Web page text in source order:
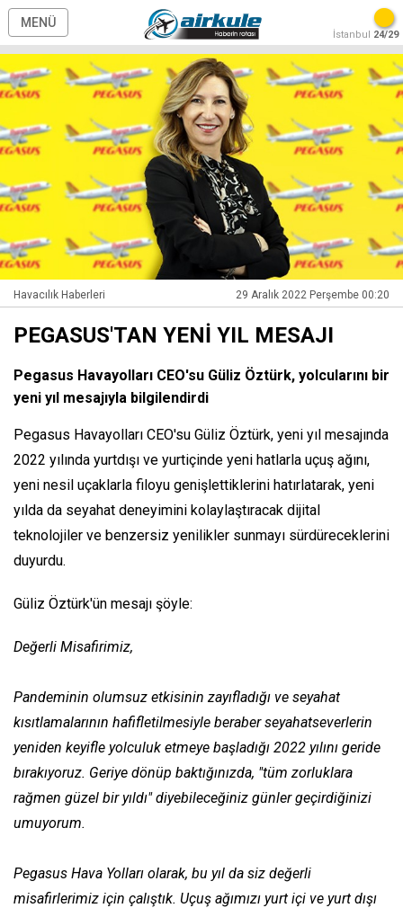
MENÜ
İstanbul 24/29
Havacılık Haberleri 29 Aralık 2022 Perşembe 00:20
PEGASUS'TAN YENİ YIL MESAJI
Pegasus Havayolları CEO'su Güliz Öztürk, yolcularını bir
yeni yıl mesajıyla bilgilendirdi
Pegasus Havayolları CEO'su Güliz Öztürk, yeni yıl mesajında
2022 yılında yurtdışı ve yurtiçinde yeni hatlarla uçuş ağını,
yeni nesil uçaklarla filoyu genişlettiklerini hatırlatarak, yeni
yılda da seyahat deneyimini kolaylaştıracak dijital
teknolojiler ve benzersiz yenilikler sunmayı sürdüreceklerini
duyurdu.
Güliz Öztürk'ün mesajı şöyle:
Değerli Misafirimiz,
Pandeminin olumsuz etkisinin zayıfladığı ve seyahat
kısıtlamalarının hafifletilmesiyle beraber seyahatseverlerin
yeniden keyifle yolculuk etmeye başladığı 2022 yılını geride
bırakıyoruz. Geriye dönüp baktığınızda, "tüm zorluklara
rağmen güzel bir yıldı" diyebileceğiniz günler geçirdiğinizi
umuyorum.
Pegasus Hava Yolları olarak, bu yıl da siz değerli
misafirlerimiz için çalıştık. Uçuş ağımızı yurt içi ve yurt dışı